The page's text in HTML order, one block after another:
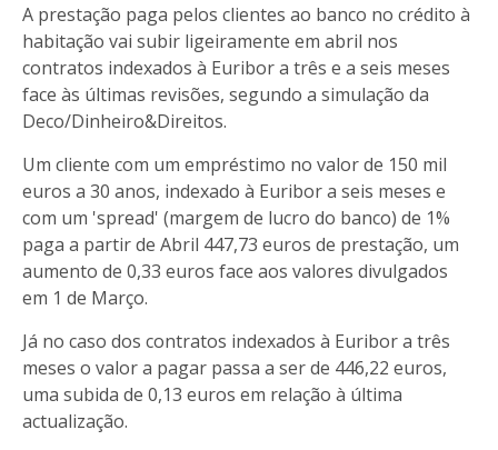
A prestação paga pelos clientes ao banco no crédito à
habitação vai subir ligeiramente em abril nos
contratos indexados à Euribor a três e a seis meses
face às últimas revisões, segundo a simulação da
Deco/Dinheiro&Direitos.
Um cliente com um empréstimo no valor de 150 mil
euros a 30 anos, indexado à Euribor a seis meses e
com um 'spread' (margem de lucro do banco) de 1%
paga a partir de Abril 447,73 euros de prestação, um
aumento de 0,33 euros face aos valores divulgados
em 1 de Março.
Já no caso dos contratos indexados à Euribor a três
meses o valor a pagar passa a ser de 446,22 euros,
uma subida de 0,13 euros em relação à última
actualização.